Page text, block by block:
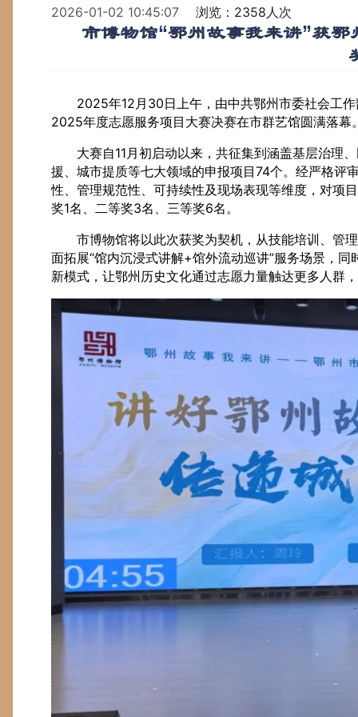
2026-01-02 10:45:07 浏览：2358人次
市博物馆“鄂州故事我来讲”获
2025年12月30日上午，由中共鄂州市委社会工
2025年度志愿服务项目大赛决赛在市群艺馆圆满落幕
大赛自11月初启动以来，共征集到涵盖基层治理
援、城市提质等七大领域的申报项目74个。经严格评
性、管理规范性、可持续性及现场表现等维度，对项
奖1名、二等奖3名、三等奖6名。
市博物馆将以此次获奖为契机，从技能培训、管
面拓展“馆内沉浸式讲解+馆外流动巡讲”服务场景，
新模式，让鄂州历史文化通过志愿力量触达更多人群